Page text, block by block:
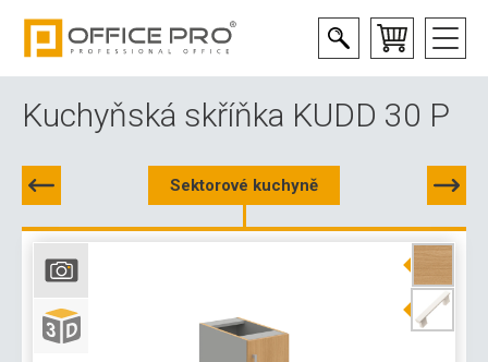
Kuchyňská skříňka KUDD 30 P
Sektorové kuchyně